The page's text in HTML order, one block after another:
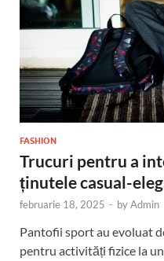
FASHION
Trucuri pentru a
ținutele casual-
februarie 18, 2025 - byAdmin
Pantofii sport au evoluat
pentru activități fizice la